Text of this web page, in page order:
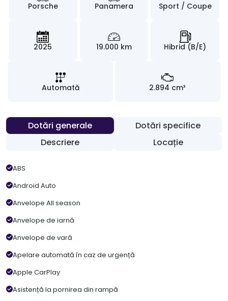
Porsche Panamera Sport / Coupe
2025 19.000 km Hibrid (B/E)
Automată 2.894 cm³
Dotări generale
Dotări specifice
Descriere
Locație
ABS
Android Auto
Anvelope All season
Anvelope de iarnă
Anvelope de vară
Apelare automată în caz de urgență
Apple CarPlay
Asistență la pornirea din rampă